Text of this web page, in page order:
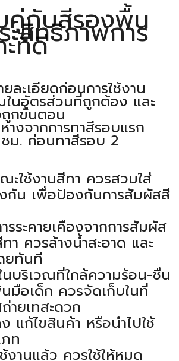
คู่กับสีรองพื้น
ะสิทธิภาพการ
ะที่ดี
ละเอียดก่อนการใช้งาน
ในอัตรส่วนที่ถูกต้อง และ
ถูกขั้นตอน
างจากการทาสีรอบแรก
ม. ก่อนทาสีรอบ 2
ะใช้งานสีทา ควรสวมใส่
น เพื่อป้องกันการสัมผัสสี
รระคายเคืองจากการสัมผัส
า ควรล้างน้ำสะอาด และ
ยทันที
นบริเวณที่ใกล้ความร้อน-ชื่น
นมือเด็ก ควรจัดเก็บในที่
ายเทสะดวก
แก้ไขสินค้า หรือนำไปใช้
ท
งานแล้ว ควรใช้ให้หมด